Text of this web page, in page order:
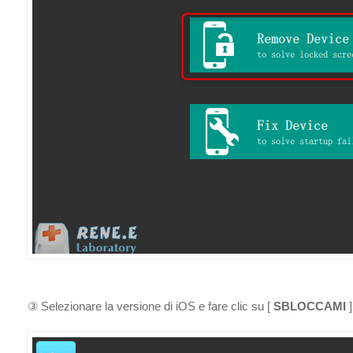
③ Selezionare la versione di iOS e fare clic su [ SBLOCCAMI